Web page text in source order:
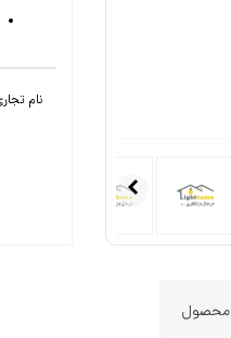
نام
محصول